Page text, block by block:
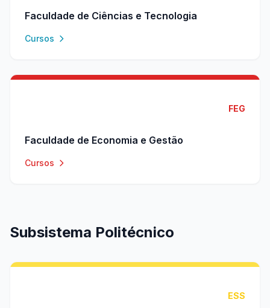
Faculdade de Ciências e Tecnologia
Cursos
FEG
Faculdade de Economia e Gestão
Cursos
Subsistema Politécnico
ESS